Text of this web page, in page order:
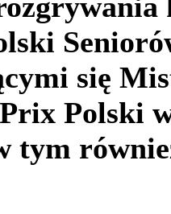
się
Polski
tym